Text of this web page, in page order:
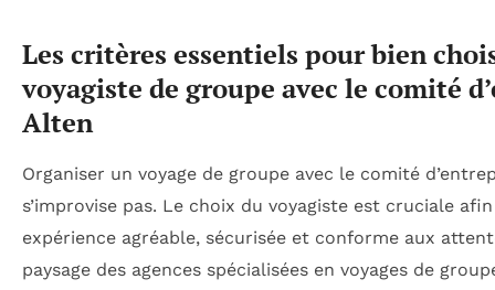
Les critères essentiels pour bien
voyagiste de groupe avec le comité
Alten
Organiser un voyage de groupe avec le comité
s’improvise pas. Le choix du voyagiste est cruciale afin
expérience agréable, sécurisée et conforme aux
paysage des agences spécialisées en voyages de